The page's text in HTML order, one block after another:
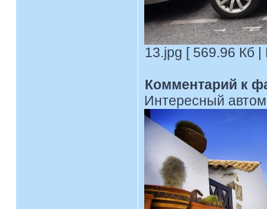
13.jpg [ 569.96 Кб
Комментарий к
Интересный